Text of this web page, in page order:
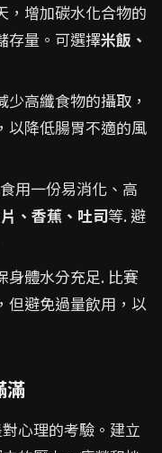
，增加碳水化合物的
存量。可選擇米飯、
少高纖食物的攝取，
以降低腸胃不適的風
用一份易消化、高
、香蕉、吐司等. 避
身體水分充足. 比賽
但避免過量飲用，以
滿
心理的考驗。建立